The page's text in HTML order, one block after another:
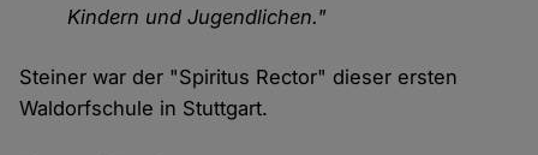
Kindern und Jugendlichen."
Steiner war der "Spiritus Rector" dieser ersten
Waldorfschule in Stuttgart.